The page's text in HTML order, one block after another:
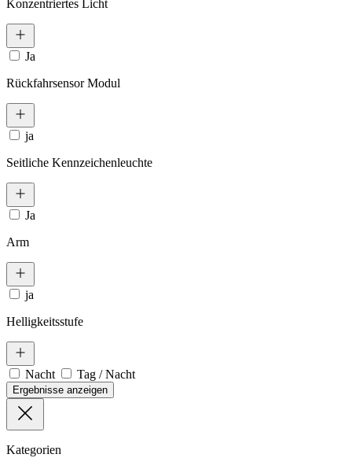
Konzentriertes Licht
Ja
Rückfahrsensor Modul
ja
Seitliche Kennzeichenleuchte
Ja
Arm
ja
Helligkeitsstufe
Nacht Tag / Nacht
Ergebnisse anzeigen
Kategorien